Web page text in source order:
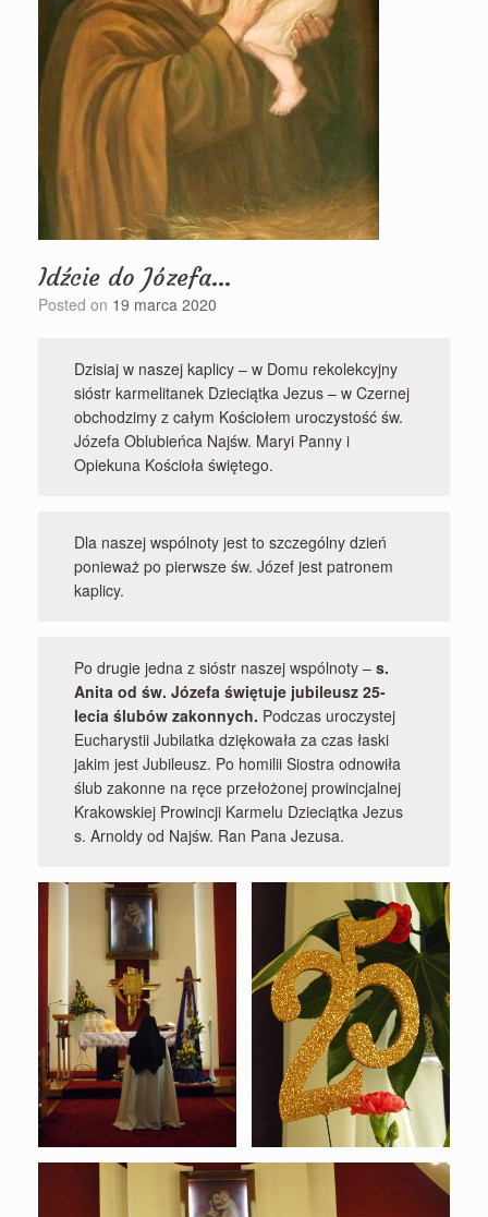
Idźcie do Józefa…
Posted on 19 marca 2020
Dzisiaj w naszej kaplicy – w Domu rekolekcyjny
sióstr karmelitanek Dzieciątka Jezus – w Czernej
obchodzimy z całym Kościołem uroczystość św.
Józefa Oblubieńca Najśw. Maryi Panny i
Opiekuna Kościoła świętego.
Dla naszej wspólnoty jest to szczególny dzień
ponieważ po pierwsze św. Józef jest patronem
kaplicy.
Po drugie jedna z sióstr naszej wspólnoty –s.
Anita od św. Józefa świętuje jubileusz 25-
lecia ślubów zakonnych. Podczas uroczystej
Eucharystii Jubilatka dziękowała za czas łaski
jakim jest Jubileusz. Po homilii Siostra odnowiła
ślub zakonne na ręce przełożonej prowincjalnej
Krakowskiej Prowincji Karmelu Dzieciątka Jezus
s. Arnoldy od Najśw. Ran Pana Jezusa.